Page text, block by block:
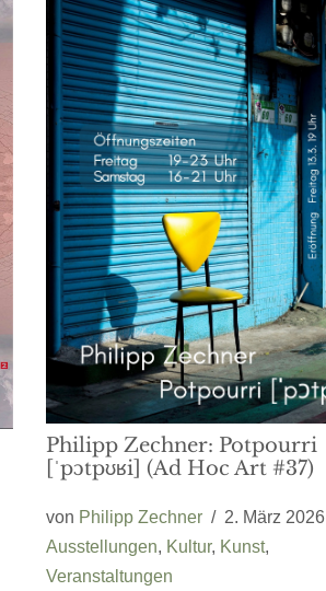
Philipp Zechner: Potpourri
[ˈpɔtpʊʁi] (Ad Hoc Art #37)
von Philipp Zechner
2. März 2026
Ausstellungen, Kultur, Kunst,
Veranstaltungen